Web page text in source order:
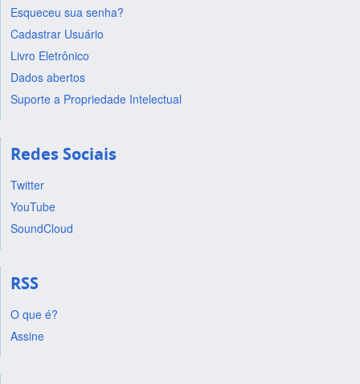
Esqueceu sua senha?
Cadastrar Usuário
Livro Eletrônico
Dados abertos
Suporte a Propriedade Intelectual
Redes Sociais
Twitter
YouTube
SoundCloud
RSS
O que é?
Assine